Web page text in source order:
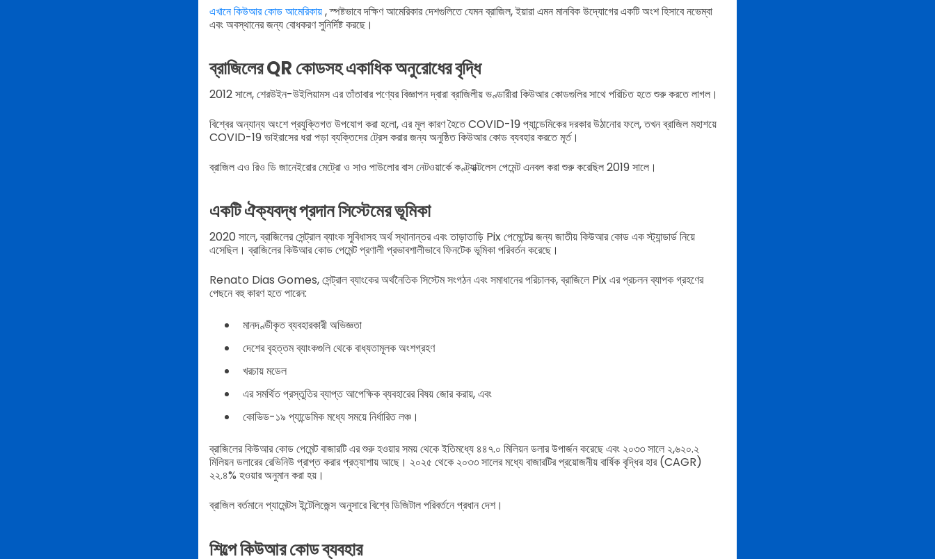
এখানে কিউআর কোড আমেরিকায়, স্পষ্টভাবে দক্ষিণ আমেরিকার দেশগুলিতে যেমন ব্রাজিল, ইয়ারা এমন মানবিক উদ্যোগের একটি অংশ হিসাবে নভেম্বা
এবং অবস্থানের জন্য বোধকরণ সুনির্দিষ্ট করছে।
ব্রাজিলের QR কোডসহ একাধিক অনুরোধের বৃদ্ধি
2012 সালে, শেরউইন-উইলিয়ামস এর তাঁতাবার পণ্যের বিজ্ঞাপন দ্বারা ব্রাজিলীয় ভণ্ডারীরা কিউআর কোডগুলির সাথে পরিচিত হতে শুরু করতে লাগল।
বিশ্বের অন্যান্য অংশে প্রযুক্তিগত উপযোগ করা হলো, এর মূল কারণ হৈতে COVID-19 প্যান্ডেমিকের দরকার উঠানোর ফলে, তখন ব্রাজিল মহাশয়ে
COVID-19 ভাইরাসের ধরা পড়া ব্যক্তিদের ট্রেস করার জন্য অনুষ্ঠিত কিউআর কোড ব্যবহার করতে মূর্ত।
ব্রাজিল এও রিও ডি জানেইরোর মেট্রো ও সাও পাউলোর বাস নেটওয়ার্কে কণ্ট্যাক্টলেস পেমেন্ট এনবল করা শুরু করেছিল 2019 সালে।
একটি ঐক্যবদ্ধ প্রদান সিস্টেমের ভূমিকা
2020 সালে, ব্রাজিলের সেন্ট্রাল ব্যাংক সুবিধাসহ অর্থ স্থানান্তর এবং তাড়াতাড়ি Pix পেমেন্টের জন্য জাতীয় কিউআর কোড এক স্ট্যান্ডার্ড নিয়ে
এসেছিল। ব্রাজিলের কিউআর কোড পেমেন্ট প্রণালী প্রভাবশালীভাবে ফিনটেক ভূমিকা পরিবর্তন করেছে।
Renato Dias Gomes, সেন্ট্রাল ব্যাংকের অর্থনৈতিক সিস্টেম সংগঠন এবং সমাধানের পরিচালক, ব্রাজিলে Pix এর প্রচলন ব্যাপক গ্রহণের
পেছনে বহু কারণ হতে পারেন:
মানদণ্ডীকৃত ব্যবহারকারী অভিজ্ঞতা
দেশের বৃহত্তম ব্যাংকগুলি থেকে বাধ্যতামূলক অংশগ্রহণ
খরচায় মডেল
এর সমর্থিত প্রস্তুতির ব্যাপ্ত আপেক্ষিক ব্যবহারের বিষয় জোর করায়, এবং
কোভিড-১৯ প্যান্ডেমিক মধ্যে সময়ে নির্ধারিত লঞ্চ।
ব্রাজিলের কিউআর কোড পেমেন্ট বাজারটি এর শুরু হওয়ার সময় থেকে ইতিমধ্যে ৪৪৭.০ মিলিয়ন ডলার উপার্জন করেছে এবং ২০৩৩ সালে ২,৬২০.২
মিলিয়ন ডলারের রেভিনিউ প্রাপ্ত করার প্রত্যাশায় আছে। ২০২৫ থেকে ২০৩৩ সালের মধ্যে বাজারটির প্রয়োজনীয় বার্ষিক বৃদ্ধির হার (CAGR)
২২.৪% হওয়ার অনুমান করা হয়।
ব্রাজিল বর্তমানে প্যামেন্টস ইন্টেলিজেন্স অনুসারে বিশ্বে ডিজিটাল পরিবর্তনে প্রধান দেশ।
শিল্পে কিউআর কোড ব্যবহার